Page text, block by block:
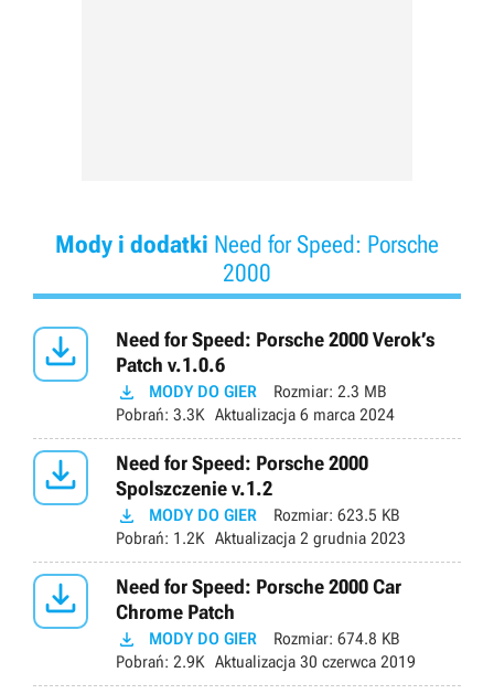
Mody i dodatki Need for Speed: Porsche
2000

Need for Speed: Porsche 2000 Verok’s
Patch v.1.0.6
 MODY DO GIER Rozmiar: 2.3 MB
Pobrań: 3.3K Aktualizacja 6 marca 2024

Need for Speed: Porsche 2000
Spolszczenie v.1.2
 MODY DO GIER Rozmiar: 623.5 KB
Pobrań: 1.2K Aktualizacja 2 grudnia 2023

Need for Speed: Porsche 2000 Car
Chrome Patch
 MODY DO GIER Rozmiar: 674.8 KB
Pobrań: 2.9K Aktualizacja 30 czerwca 2019